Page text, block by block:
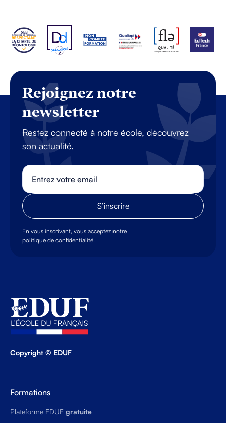
Rejoignez notre
newsletter
Restez connecté à notre école, découvrez
son actualité.
En vous inscrivant, vous acceptez notre
politique de confidentialité.
Copyright © EDUF
Formations
Plateforme EDUF gratuite